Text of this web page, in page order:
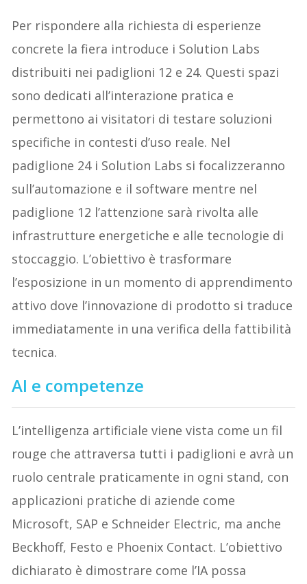
Per rispondere alla richiesta di esperienze
concrete la fiera introduce i Solution Labs
distribuiti nei padiglioni 12 e 24. Questi spazi
sono dedicati all’interazione pratica e
permettono ai visitatori di testare soluzioni
specifiche in contesti d’uso reale. Nel
padiglione 24 i Solution Labs si focalizzeranno
sull’automazione e il software mentre nel
padiglione 12 l’attenzione sarà rivolta alle
infrastrutture energetiche e alle tecnologie di
stoccaggio. L’obiettivo è trasformare
l’esposizione in un momento di apprendimento
attivo dove l’innovazione di prodotto si traduce
immediatamente in una verifica della fattibilità
tecnica.
AI e competenze
L’intelligenza artificiale viene vista come un fil
rouge che attraversa tutti i padiglioni e avrà un
ruolo centrale praticamente in ogni stand, con
applicazioni pratiche di aziende come
Microsoft, SAP e Schneider Electric, ma anche
Beckhoff, Festo e Phoenix Contact. L’obiettivo
dichiarato è dimostrare come l’IA possa